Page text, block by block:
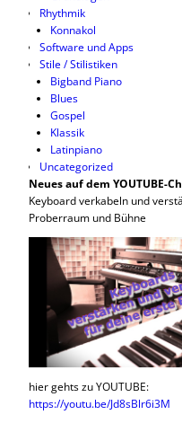
Rhythmik
Konnakol
Software und Apps
Stile / Stilistiken
Bigband Piano
Blues
Gospel
Klassik
Latinpiano
Uncategorized
Neues auf dem YOUTUBE-
Keyboard verkabeln und
Proberraum und Bühne
hier gehts zu YOUTUBE:
https://youtu.be/Jd8sBlr6i3M